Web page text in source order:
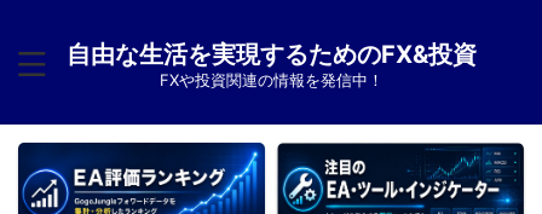
自由な生活を実現するためのFX&投資
FXや投資関連の情報を発信中！